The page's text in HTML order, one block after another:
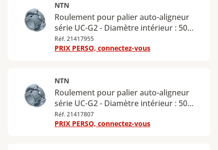
NTN
Roulement pour palier auto-aligneur
série UC-G2 - Diamètre intérieur : 50
mm - Diamètre extérieur : 110 mm
Réf. 21417955
PRIX PERSO, connectez-vous
NTN
Roulement pour palier auto-aligneur
série UC-G2 - Diamètre intérieur : 50
mm - Diamètre extérieur : 90 mm
Réf. 21417807
PRIX PERSO, connectez-vous